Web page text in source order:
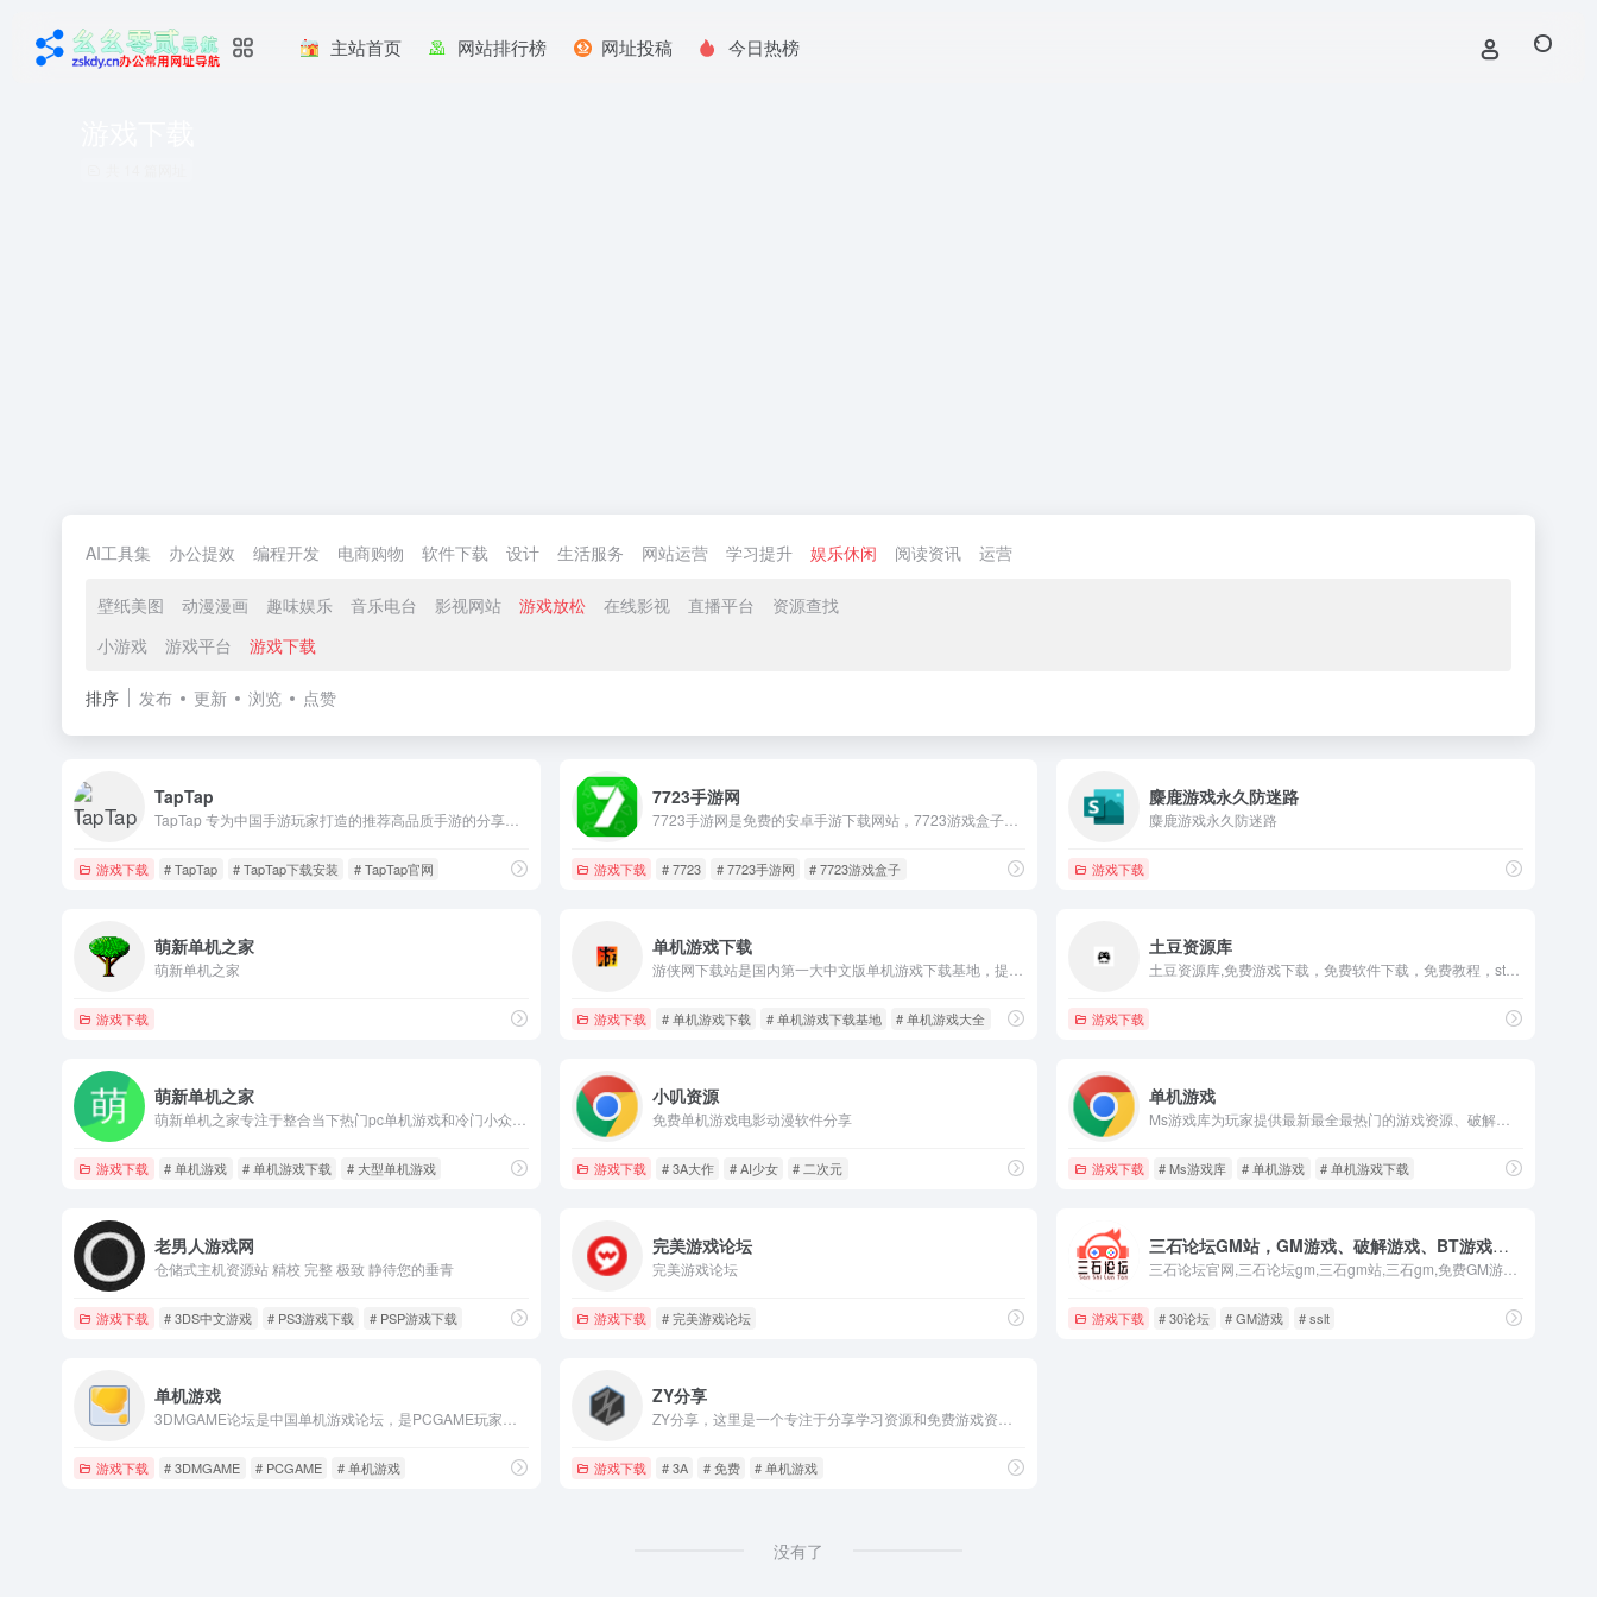
主站首页 网站排行榜 网址投稿 今日热榜
AI工具集 办公提效 编程开发 电商购物 软件下载 设计 生活服务 网站运营 学习提升 娱乐休闲 阅读资讯 运营
壁纸美图 动漫漫画 趣味娱乐 音乐电台 影视网站 游戏放松 在线影视 直播平台
资源查找
小游戏
游戏平台 游戏下载
排序 发布 更新 浏览 点赞
TapTap
游戏下载 # TapTap # TapTap下载安装 # TapTap官网
7723手游网
7723手游网是免费的安卓手游下载网站，7723游戏盒子为您提供了各种免费手机小游戏，汉化版游戏、安卓游戏存档、手机网游辅助工具，免费手机应用app软件下载。
游戏下载 # 7723 # 7723手游网 # 7723游戏盒子
麋鹿游戏永久防迷路
麋鹿游戏永久防迷路
游戏下载
萌新单机之家
萌新单机之家
游戏下载
单机游戏下载
游戏下载 # 单机游戏下载 # 单机游戏下载基地 # 单机游戏大全
土豆资源库
游戏下载
萌新单机之家
游戏下载 # 单机游戏 # 单机游戏下载 # 大型单机游戏
小叽资源
免费单机游戏电影动漫软件分享
游戏下载 # 3A大作 # AI少女 # 二次元
单机游戏
游戏下载 # Ms游戏库 # 单机游戏 # 单机游戏下载
老男人游戏网
仓储式主机资源站 精校 完整 极致 静待您的垂青
游戏下载 # 3DS中文游戏 # PS3游戏下载 # PSP游戏下载
完美游戏论坛
完美游戏论坛
游戏下载 # 完美游戏论坛
三石论坛GM站，GM游戏、破解游戏、BT游戏、单机游戏、视频、图片、有趣事物分享交流网站
游戏下载 # 30论坛 # GM游戏 # sslt
单机游戏
游戏下载 # 3DMGAME # PCGAME # 单机游戏
ZY分享
游戏下载 # 3A # 免费 # 单机游戏
没有了